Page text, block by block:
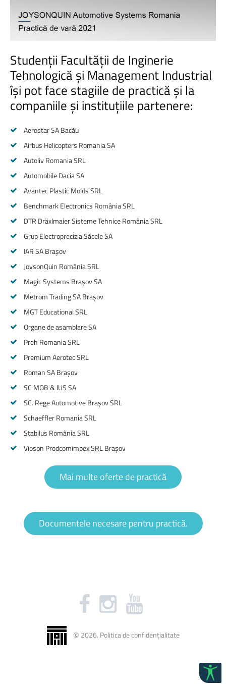
Studenții Facultății de Inginerie
Tehnologică și Management Industrial
își potface stagiile de practică și la
companiile și instituțiile partenere:
Aerostar SA Bacău
Airbus Helicopters Romania SA
Autoliv Romania SRL
Automobile Dacia SA
Avantec Plastic Molds SRL
Benchmark Electronics România SRL
DTR Dräxlmaier Sisteme Tehnice România SRL
Grup Electroprecizia Săcele SA
IAR SA Brașov
JoysonQuin România SRL
Magic Systems Brașov SA
Metrom Trading SA Brașov
MGT Educational SRL
Organe de asamblare SA
Preh Romania SRL
Premium Aerotec SRL
Roman SA Brașov
SC MOB & IUS SA
SC. Rege Automotive Brașov SRL
Schaeffler Romania SRL
Stabilus România SRL
Vioson Prodcomimpex SRL Brașov
Mai multe oferte de practică
Documentele necesare pentru practică.
© 2026. Politica de confidențialitate